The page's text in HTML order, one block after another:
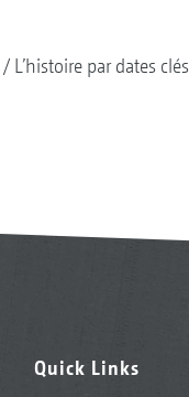
L’histoire par dates clés
Quick Links